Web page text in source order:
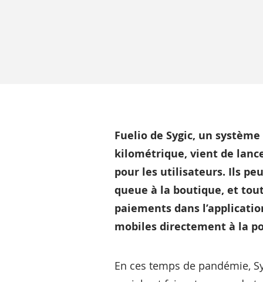
Fuelio de Sygic, un
kilométrique, vient de
pour les utilisateurs. Ils
queue à la boutique, et
paiements dans
mobiles directement à la
En ces temps de pandémie,